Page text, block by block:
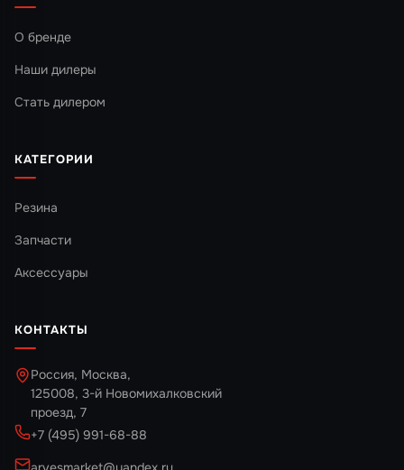
О бренде
Наши дилеры
Стать дилером
КАТЕГОРИИ
Резина
Запчасти
Аксессуары
КОНТАКТЫ
Россия, Москва,
125008, 3-й Новомихалковский
проезд, 7
+7 (495) 991-68-88